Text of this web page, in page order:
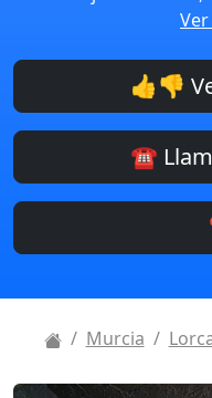
👍👎
☎️
Murcia